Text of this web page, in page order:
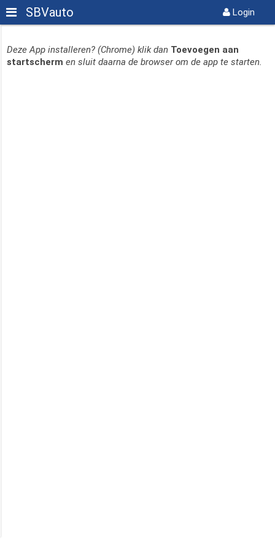
Login
SBVauto
MEDIA
Deze App installeren? (Chrome) klik dan Toevoegen aan
startscherm en sluit daarna de browser om de app te starten.